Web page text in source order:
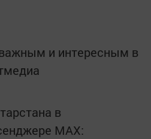
и интересным в
в
MАХ: